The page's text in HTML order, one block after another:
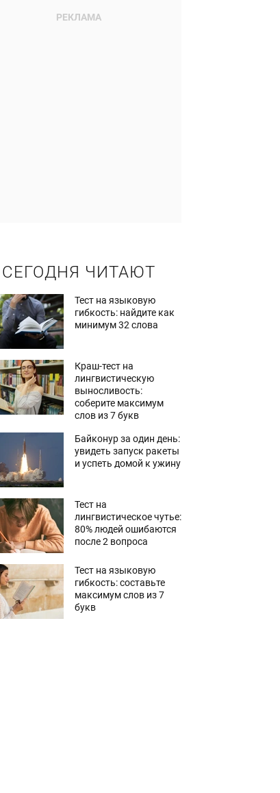
СЕГОДНЯ ЧИТАЮТ
Тест на языковую
гибкость: найдите как
минимум 32 слова
Краш-тест на
лингвистическую
выносливость:
соберите максимум
слов из 7 букв
Байконур за один день:
увидеть запуск ракеты
и успеть домой к ужину
Тест на
лингвистическое чутье:
80% людей ошибаются
после 2 вопроса
Тест на языковую
гибкость: составьте
максимум слов из 7
букв